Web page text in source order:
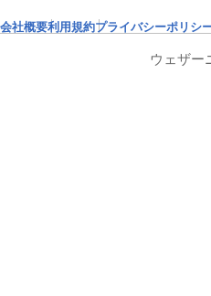
会社概要利用規約プライバシーポリシ
ウェザー